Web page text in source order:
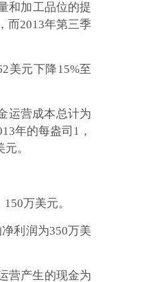
和加工品位的提
而2013年第三季
美元下降15%至
运营成本总计为
年的每盎司1，
。
万美元。
利润为350万美
营产生的现金为